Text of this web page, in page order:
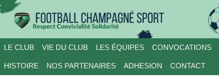
LE CLUB VIE DU CLUB LES ÉQUIPES CONVOCATIONS
HISTOIRE NOS PARTENAIRES ADHESION CONTACT
Panneau de gestion des cookies